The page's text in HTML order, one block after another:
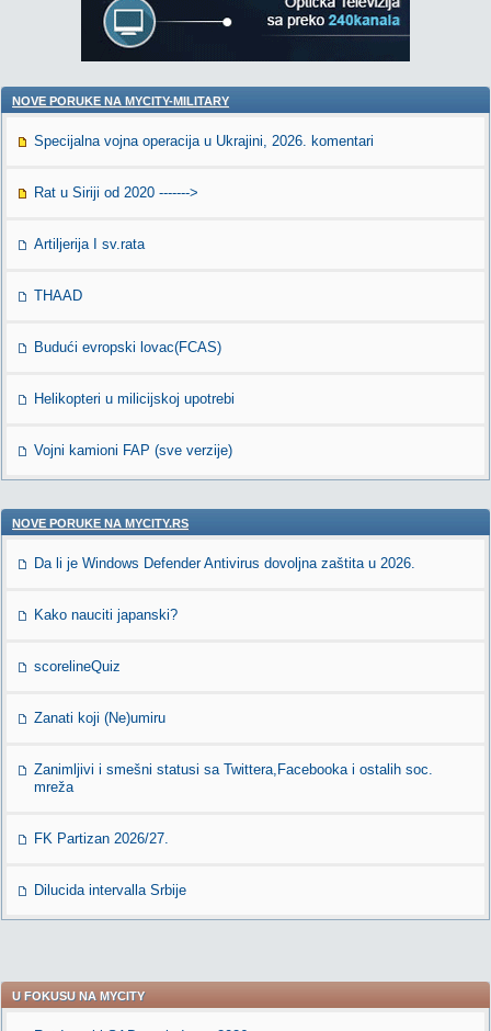
NOVE PORUKE NA MYCITY-MILITARY
Specijalna vojna operacija u Ukrajini, 2026. komentari
Rat u Siriji od 2020 ------->
Artiljerija I sv.rata
THAAD
Budući evropski lovac(FCAS)
Helikopteri u milicijskoj upotrebi
Vojni kamioni FAP (sve verzije)
NOVE PORUKE NA MYCITY.RS
Da li je Windows Defender Antivirus dovoljna zaštita u 2026.
Kako nauciti japanski?
scorelineQuiz
Zanati koji (Ne)umiru
Zanimljivi i smešni statusi sa Twittera,Facebooka i ostalih soc.
mreža
FK Partizan 2026/27.
Dilucida intervalla Srbije
U FOKUSU NA MYCITY